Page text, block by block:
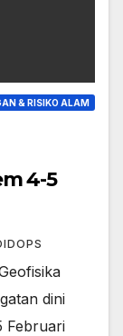
& RISIKO ALAM
4-5
dini
Februari